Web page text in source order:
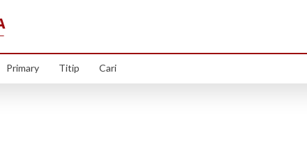
Primary Titip Cari